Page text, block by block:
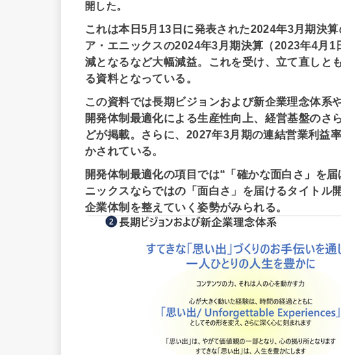
開した。
これは本日5月13日に発表された2024年3月期決
ア・エニックスの2024年3月期決算（2023年4月
減となるなど大幅減益。これを受け、立て直しと
る資料となっている。
この資料では長期ビジョンおよび新企業理念体系
開発体制最適化による生産性向上、経営基盤のさ
どが掲載。さらに、2027年3月期の連結営業利益
かされている。
開発体制最適化の項目では“「確かな面白さ」を
ニックスならではの「面白さ」を届けるタイトル
企業体制を整えていく姿勢がみられる。